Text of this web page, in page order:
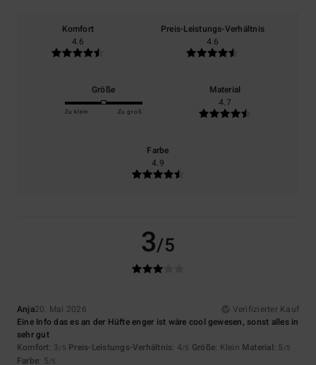
Komfort
4.6
Preis-Leistungs-Verhältnis
4.6
Größe
Zu klein Zu groß
Material
4.7
Farbe
4.9
3/5
Anja20. Mai 2026
Verifizierter Kauf
Eine Info das es an der Hüfte enger ist wäre cool gewesen, sonst alles in
sehr gut
Komfort: 3/5 Preis-Leistungs-Verhältnis: 4/5 Größe: Klein Material: 5 /5
Farbe: 5/5